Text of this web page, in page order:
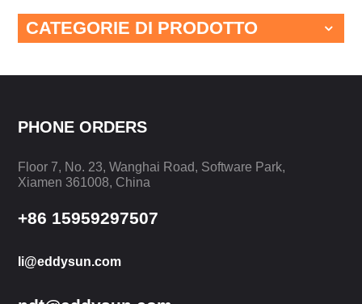
CATEGORIE DI PRODOTTO
PHONE ORDERS
Floor 7, No. 23, Wanghai Road, Software Park,
Xiamen 361008, China
+86 15959297507
li@eddysun.com